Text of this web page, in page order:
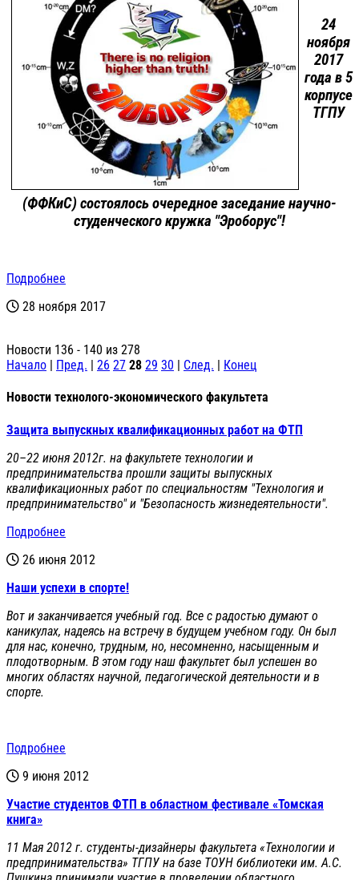
24
ноября
2017
года в 5
корпусе
ТГПУ
(ФФКиС) состоялось очередное заседание научно-
студенческого кружка "Эроборус"!
Подробнее
28 ноября 2017
Новости 136 - 140 из 278
Начало | Пред. | 26 27 28 29 30 | След. | Конец
Новости технолого-экономического факультета
Защита выпускных квалификационных работ на ФТП
20–22 июня 2012г. на факультете технологии и
предпринимательства прошли защиты выпускных
квалификационных работ по специальностям "Технология и
предпринимательство" и "Безопасность жизнедеятельности".
Подробнее
26 июня 2012
Наши успехи в спорте!
Вот и заканчивается учебный год. Все с радостью думают о
каникулах, надеясь на встречу в будущем учебном году. Он был
для нас, конечно, трудным, но, несомненно, насыщенным и
плодотворным. В этом году наш факультет был успешен во
многих областях научной, педагогической деятельности и в
спорте.
Подробнее
9 июня 2012
Участие студентов ФТП в областном фестивале «Томская
книга»
11 Мая 2012 г. студенты-дизайнеры факультета «Технологии и
предпринимательства» ТГПУ на базе ТОУН библиотеки им. А.С.